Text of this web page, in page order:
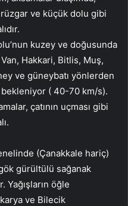
ve küçük dolu gibi
kuzey ve doğusunda
Hakkari, Bitlis, Muş,
ve güneybatı yönlerden
( 40-70 km/s).
çatının uçması gibi
(Çanakkale hariç)
gürültülü sağanak
Yağışların öğle
ve Bilecik